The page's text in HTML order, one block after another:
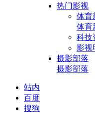
热门影视
体育
体育
科技
影视
摄影部落
摄影部落
站内
百度
搜狗